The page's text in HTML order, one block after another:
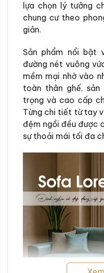
lựa chọn lý tưởng
chung cư theo
giản.
Sản phẩm nổi bật
đường nét vuông
mềm mại nhờ vào
toàn thân ghế,
trọng và cao cấp
Từng chi tiết từ tay
đệm ngồi đều được
sự thoải mái tối đa